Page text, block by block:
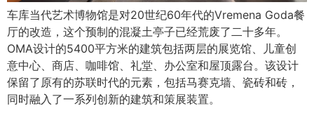
车库当代艺术博物馆是对20世纪60年代的Vremena Goda餐
厅的改造，这个预制的混凝土亭子已经荒废了二十多年。
OMA设计的5400平方米的建筑包括两层的展览馆、儿童创
意中心、商店、咖啡馆、礼堂、办公室和屋顶露台。该设计
保留了原有的苏联时代的元素，包括马赛克墙、瓷砖和砖，
同时融入了一系列创新的建筑和策展装置。